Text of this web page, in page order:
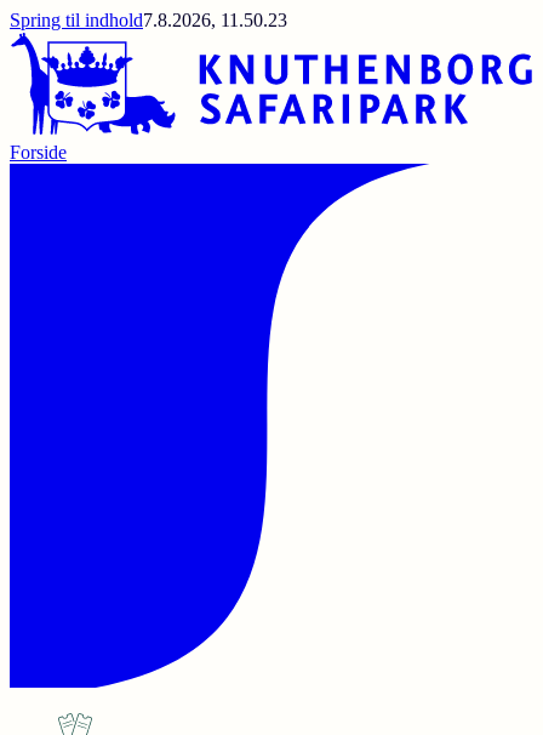
Spring til indhold7.8.2026, 11.50.23
Forside